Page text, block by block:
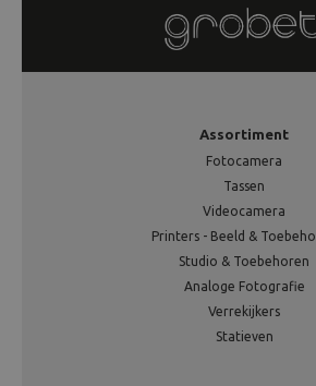
Assortiment
Fotocamera
Tassen
Videocamera
Printers - Beeld &
Studio & Toebehoren
Analoge Fotografie
Verrekijkers
Statieven